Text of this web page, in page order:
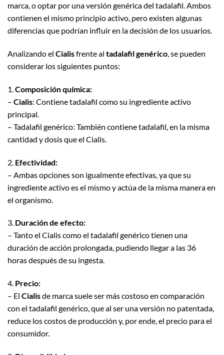
marca, o optar por una versión genérica del tadalafil. Ambos
contienen el mismo principio activo, pero existen algunas
diferencias que podrían influir en la decisión de los usuarios.
Analizando el Cialisfrente al tadalafil genérico, se pueden
considerar los siguientes puntos:
1.Composición química:
– Cialis: Contiene tadalafil como su ingrediente activo
principal.
– Tadalafil genérico: También contiene tadalafil, en la misma
cantidad y dosis que el Cialis.
2. Efectividad:
– Ambas opciones son igualmente efectivas, ya que su
ingrediente activo es el mismo y actúa de la misma manera en
el organismo.
3. Duración de efecto:
– Tanto el Cialis como el tadalafil genérico tienen una
duración de acción prolongada, pudiendo llegar a las 36
horas después de su ingesta.
4. Precio:
– El Cialisde marca suele ser más costoso en comparación
con el tadalafil genérico, que al ser una versión no patentada,
reduce los costos de producción y, por ende, el precio para el
consumidor.